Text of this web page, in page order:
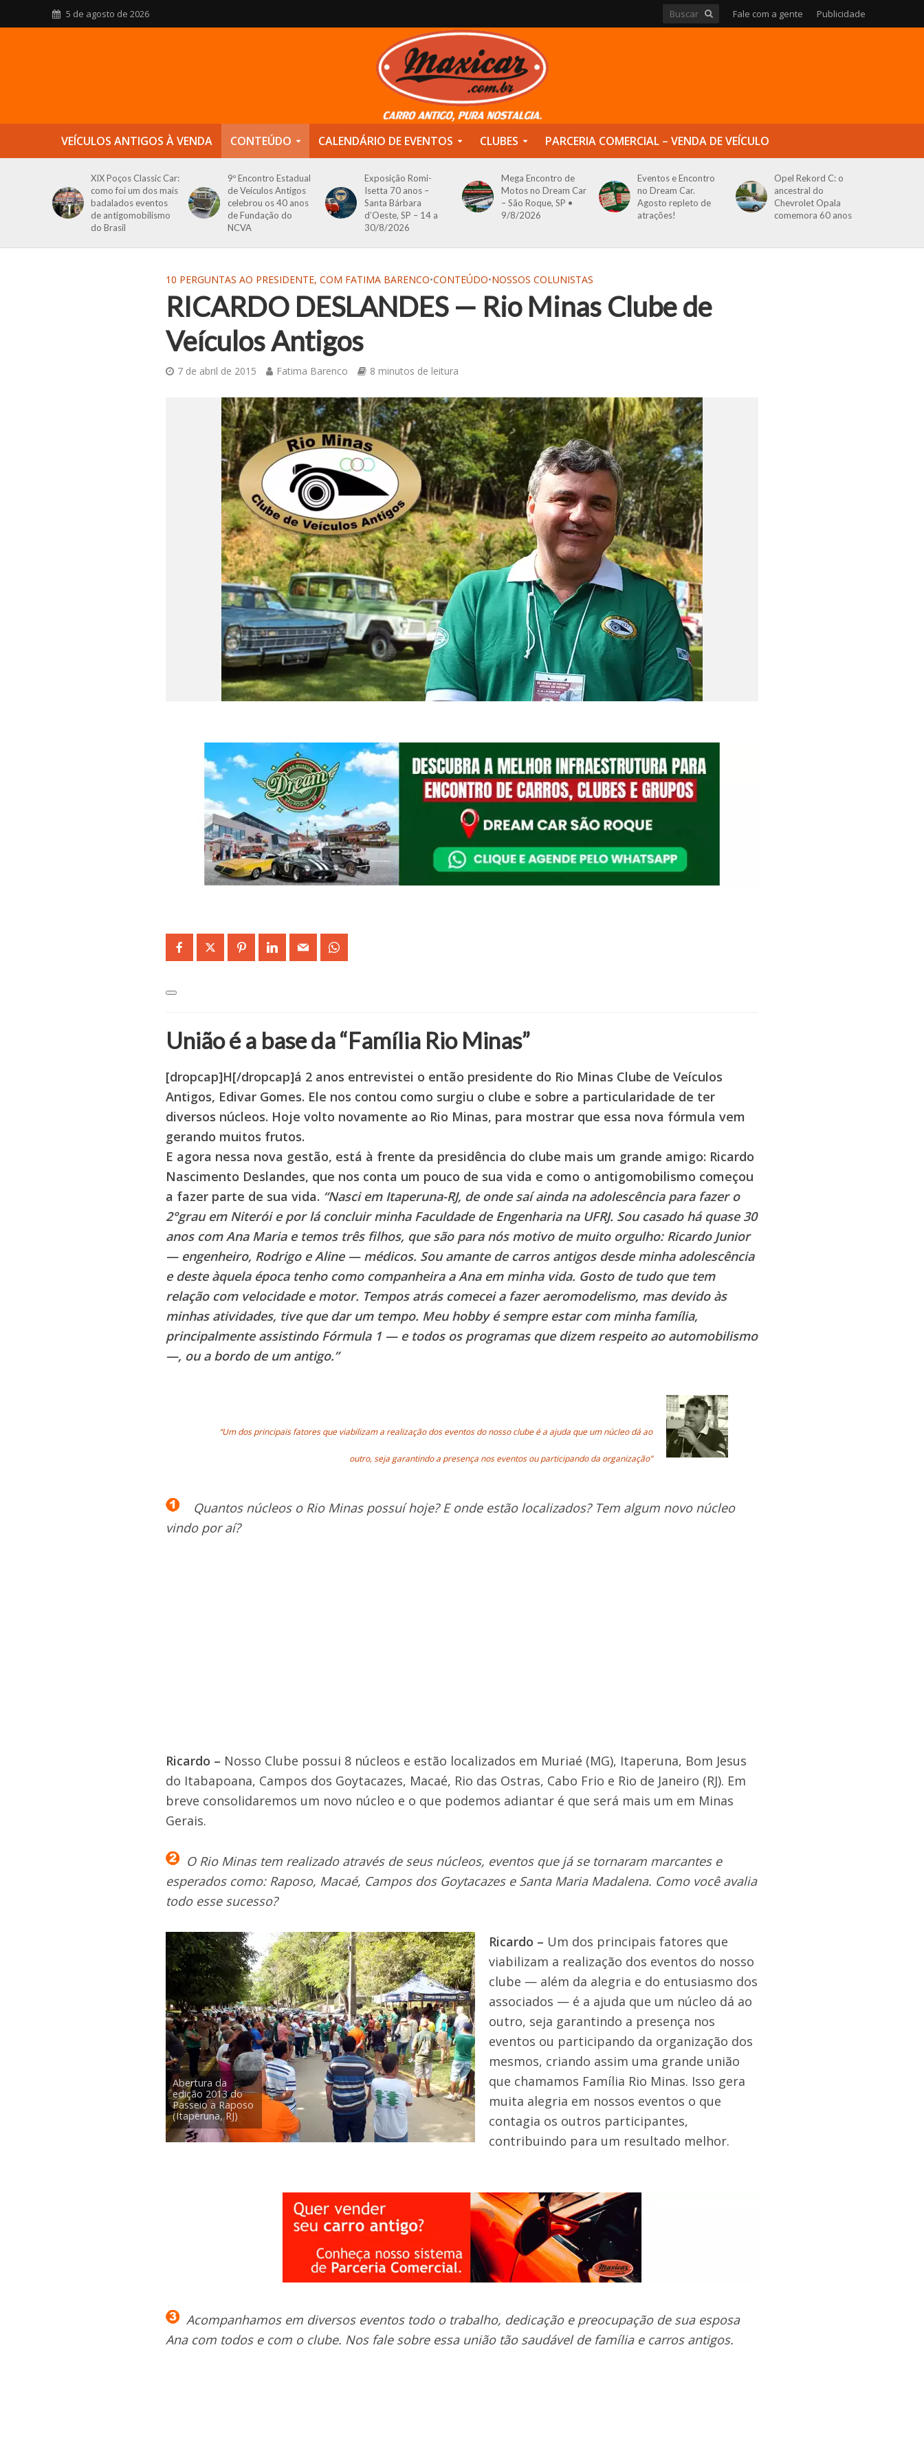
5 de agosto de 2026 Fale com a gente Publicidade
VEÍCULOS ANTIGOS À VENDA CONTEÚDO CALENDÁRIO DE EVENTOS CLUBES PARCERIA COMERCIAL – VENDA DE VEÍCULO
XIX Poços Classic Car:
como foi um dos mais
badalados eventos
de antigomobilismo
do Brasil
9º Encontro Estadual
de Veículos Antigos
celebrou os 40 anos
de Fundação do
NCVA
Exposição Romi-
Isetta 70 anos –
Santa Bárbara
d’Oeste, SP – 14 a
30/8/2026
Mega Encontro de
Motos no Dream Car
– São Roque, SP •
9/8/2026
Eventos e Encontro
no Dream Car.
Agosto repleto de
atrações!
Opel Rekord C: o
ancestral do
Chevrolet Opala
comemora 60 anos
10 PERGUNTAS AO PRESIDENTE, COM FATIMA BARENCO•CONTEÚDO•NOSSOS COLUNISTAS
RICARDO DESLANDES — Rio Minas Clube de
Veículos Antigos
7 de abril de 2015 Fatima Barenco 8 minutos de leitura
União é a base da “Família Rio Minas”
[dropcap]H[/dropcap]á 2 anos entrevistei o então presidente do Rio Minas Clube de Veículos
Antigos, Edivar Gomes. Ele nos contou como surgiu o clube e sobre a particularidade de ter
diversos núcleos. Hoje volto novamente ao Rio Minas, para mostrar que essa nova fórmula vem
gerando muitos frutos.
E agora nessa nova gestão, está à frente da presidência do clube mais um grande amigo: Ricardo
Nascimento Deslandes, que nos conta um pouco de sua vida e como o antigomobilismo começou
a fazer parte de sua vida. “Nasci em Itaperuna-RJ, de onde saí ainda na adolescência para fazer o
2°grau em Niterói e por lá concluir minha Faculdade de Engenharia na UFRJ. Sou casado há quase 30
anos com Ana Maria e temos três filhos, que são para nós motivo de muito orgulho: Ricardo Junior
— engenheiro, Rodrigo e Aline — médicos. Sou amante de carros antigos desde minha adolescência
e deste àquela época tenho como companheira a Ana em minha vida. Gosto de tudo que tem
relação com velocidade e motor. Tempos atrás comecei a fazer aeromodelismo, mas devido às
minhas atividades, tive que dar um tempo. Meu hobby é sempre estar com minha família,
principalmente assistindo Fórmula 1 — e todos os programas que dizem respeito ao automobilismo
—, ou a bordo de um antigo.”
“Um dos principais fatores que viabilizam a realização dos eventos do nosso clube é a ajuda que um núcleo dá ao
outro, seja garantindo a presença nos eventos ou participando da organização”
Quantos núcleos o Rio Minas possuí hoje? E onde estão localizados? Tem algum novo núcleo
vindo por aí?
Ricardo – Nosso Clube possui 8 núcleos e estão localizados em Muriaé (MG), Itaperuna, Bom Jesus
do Itabapoana, Campos dos Goytacazes, Macaé, Rio das Ostras, Cabo Frio e Rio de Janeiro (RJ). Em
breve consolidaremos um novo núcleo e o que podemos adiantar é que será mais um em Minas
Gerais.
O Rio Minas tem realizado através de seus núcleos, eventos que já se tornaram marcantes e
esperados como: Raposo, Macaé, Campos dos Goytacazes e Santa Maria Madalena. Como você avalia
todo esse sucesso?
Abertura da
edição 2013 do
Passeio a Raposo
(Itaperuna, RJ)
Ricardo – Um dos principais fatores que
viabilizam a realização dos eventos do nosso
clube — além da alegria e do entusiasmo dos
associados — é a ajuda que um núcleo dá ao
outro, seja garantindo a presença nos
eventos ou participando da organização dos
mesmos, criando assim uma grande união
que chamamos Família Rio Minas. Isso gera
muita alegria em nossos eventos o que
contagia os outros participantes,
contribuindo para um resultado melhor.
Acompanhamos em diversos eventos todo o trabalho, dedicação e preocupação de sua esposa
Ana com todos e com o clube. Nos fale sobre essa união tão saudável de família e carros antigos.